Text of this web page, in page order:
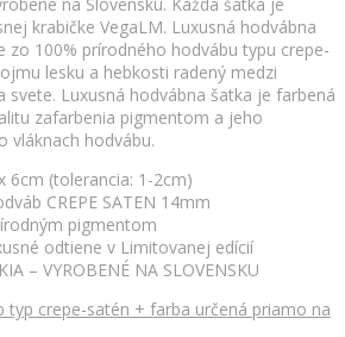
krabičke VegaLM. Luxusná hodvábna
zo 100% prírodného hodvábu typu crepe-
lesku a hebkosti radený medzi
svete. Luxusná hodvábna šatka je farbená
zafarbenia pigmentom a jeho
vláknach hodvábu.
6cm (tolerancia: 1-2cm)
CREPE SATEN 14mm
pigmentom
odtiene v Limitovanej edícií
– VYROBENÉ NA SLOVENSKU
typ crepe-satén + farba určená priamo na